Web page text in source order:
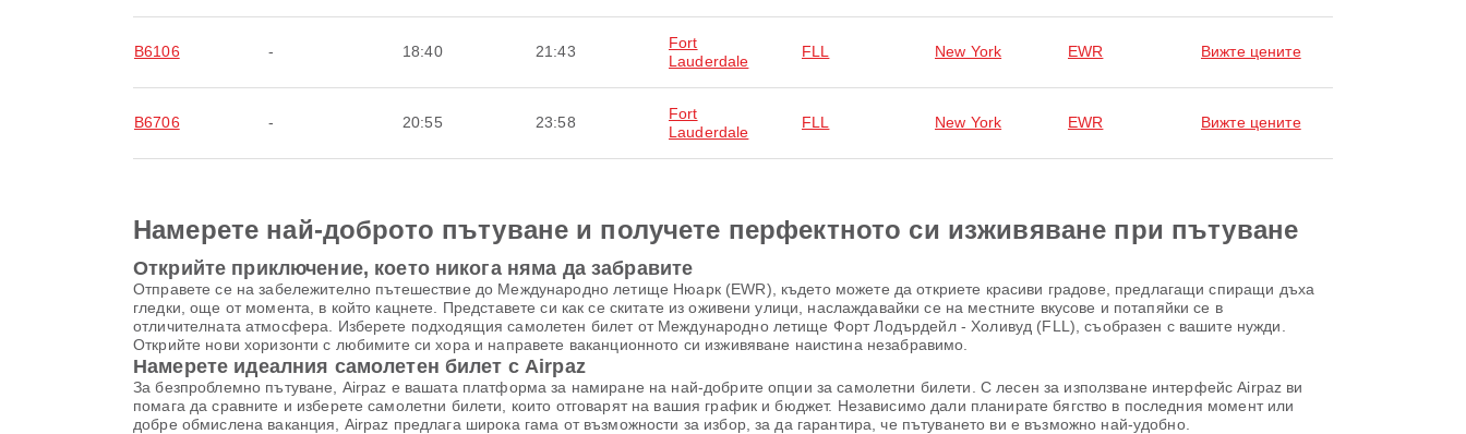
B6106 - 18:40 21:43
Fort
Lauderdale
FLL New York EWR Вижте цените
B6706 - 20:55 23:58
Fort
Lauderdale
FLL New York EWR Вижте цените
Намерете най-доброто пътуване и получете перфектното си изживяване при пътуване
Открийте приключение, което никога няма да забравите
Отправете се на забележително пътешествие до Международно летище Нюарк (EWR), където можете да откриете красиви градове, предлагащи спиращи дъха
гледки, още от момента, в който кацнете. Представете си как се скитате из оживени улици, наслаждавайки се на местните вкусове и потапяйки се в
отличителната атмосфера. Изберете подходящия самолетен билет от Международно летище Форт Лодърдейл - Холивуд (FLL), съобразен с вашите нужди.
Открийте нови хоризонти с любимите си хора и направете ваканционното си изживяване наистина незабравимо.
Намерете идеалния самолетен билет с Airpaz
За безпроблемно пътуване, Airpaz е вашата платформа за намиране на най-добрите опции за самолетни билети. С лесен за използване интерфейс Airpaz ви
помага да сравните и изберете самолетни билети, които отговарят на вашия график и бюджет. Независимо дали планирате бягство в последния момент или
добре обмислена ваканция, Airpaz предлага широка гама от възможности за избор, за да гарантира, че пътуването ви е възможно най-удобно.